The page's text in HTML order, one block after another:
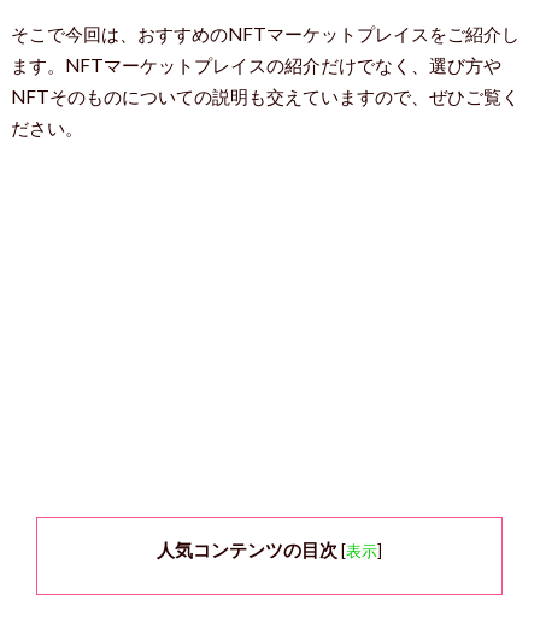
そこで今回は、おすすめのNFTマーケットプレイスをご紹介し
ます。NFTマーケットプレイスの紹介だけでなく、選び方や
NFTそのものについての説明も交えていますので、ぜひご覧く
ださい。
人気コンテンツの目次 [表示]